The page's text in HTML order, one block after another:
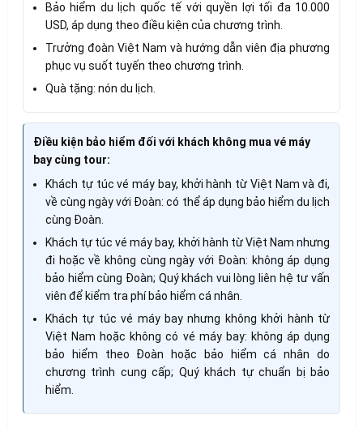
Bảo hiểm du lịch quốc tế với quyền lợi tối đa 10.000
USD, áp dụng theo điều kiện của chương trình.
Trưởng đoàn Việt Nam và hướng dẫn viên địa phương
phục vụ suốt tuyến theo chương trình.
Quà tặng: nón du lịch.
Điều kiện bảo hiểm đối với khách không mua vé máy
bay cùng tour:
Khách tự túc vé máy bay, khởi hành từ Việt Nam và đi,
về cùng ngày với Đoàn: có thể áp dụng bảo hiểm du lịch
cùng Đoàn.
Khách tự túc vé máy bay, khởi hành từ Việt Nam nhưng
đi hoặc về không cùng ngày với Đoàn: không áp dụng
bảo hiểm cùng Đoàn; Quý khách vui lòng liên hệ tư vấn
viên để kiểm tra phí bảo hiểm cá nhân.
Khách tự túc vé máy bay nhưng không khởi hành từ
Việt Nam hoặc không có vé máy bay: không áp dụng
bảo hiểm theo Đoàn hoặc bảo hiểm cá nhân do
chương trình cung cấp; Quý khách tự chuẩn bị bảo
hiểm.